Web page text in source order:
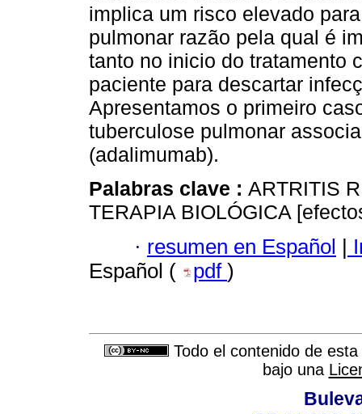
implica um risco elevado
pulmonar razão pela qual é
tanto no inicio do tratamento
paciente para descartar
Apresentamos o primeiro
tuberculose pulmonar
(adalimumab).
Palabras clave : ARTRITIS
TERAPIA BIOLÓGICA
· resumen en Español |
Español (
pdf )
Todo el contenido de
bajo una